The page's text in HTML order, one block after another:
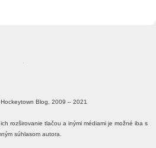
Blog, 2009 – 2021
rozširovanie tlačou a inými médiami je možné iba s
súhlasom autora.